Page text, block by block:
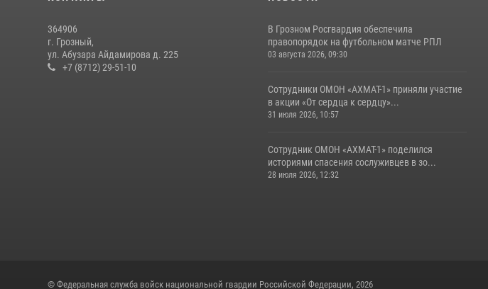
364906
г. Грозный,
ул. Абузара Айдамирова д. 225
+7 (8712) 29-51-10
В Грозном Росгвардия обеспечила
правопорядок на футбольном матче РПЛ
03 августа 2026, 09:30
Сотрудники ОМОН «АХМАТ-1» приняли участие
в акции «От сердца к сердцу»...
31 июля 2026, 10:57
Сотрудник ОМОН «АХМАТ-1» поделился
историями спасения сослуживцев в зо...
28 июля 2026, 12:32
© Федеральная служба войск национальной гвардии Российской Федерации, 2026